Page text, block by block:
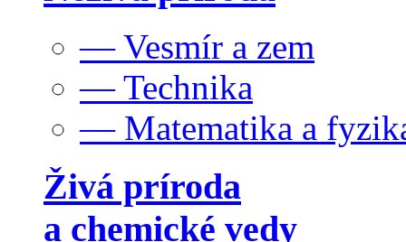
— Vesmír a zem
— Technika
— Matematika a
Živá príroda
a chemické vedy